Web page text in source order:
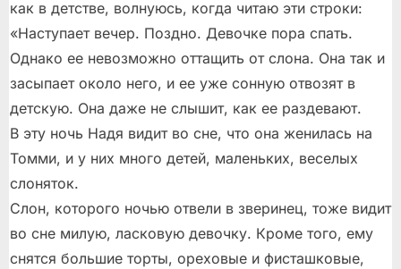
как в детстве, волнуюсь, когда читаю эти строки:
«Наступает вечер. Поздно. Девочке пора спать.
Однако ее невозможно оттащить от слона. Она так и
засыпает около него, и ее уже сонную отвозят в
детскую. Она даже не слышит, как ее раздевают.
В эту ночь Надя видит во сне, что она женилась на
Томми, и у них много детей, маленьких, веселых
слоняток.
Слон, которого ночью отвели в зверинец, тоже видит
во сне милую, ласковую девочку. Кроме того, ему
снятся большие торты, ореховые и фисташковые,